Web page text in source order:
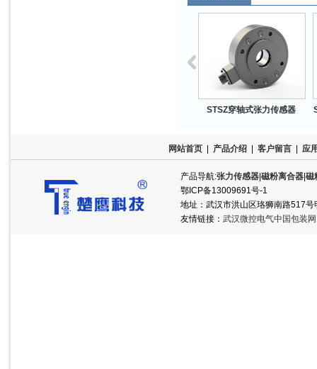
STSZ穿轴式张力传感器
网站首页 产品介绍 客户留言 应
产品导航:张力传感器 磁粉离合器 磁
鄂ICP备13009691号-1
地址：武汉市洪山区珞狮南路517
友情链接： 武汉微控电气中国包装网